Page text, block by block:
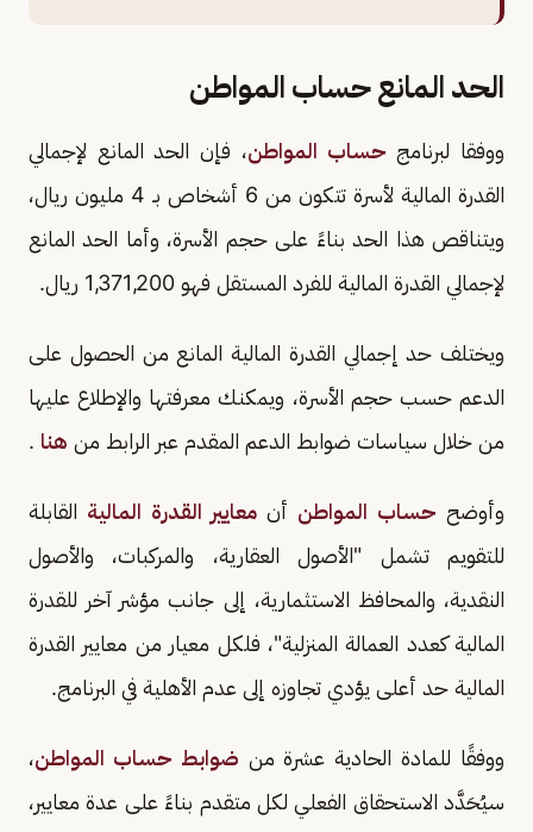
الحد المانع حساب المواطن
ووفقا لبرنامج حساب المواطن، فإن الحد المانع لإجمالي
القدرة المالية لأسرة تتكون من 6 أشخاص بـ 4 مليون ريال،
ويتناقص هذا الحد بناءً على حجم الأسرة، وأما الحد المانع
لإجمالي القدرة المالية للفرد المستقل فهو 1,371,200 ريال.
ويختلف حد إجمالي القدرة المالية المانع من الحصول على
الدعم حسب حجم الأسرة، ويمكنك معرفتها والإطلاع عليها
من خلال سياسات ضوابط الدعم المقدم عبر الرابط من هنا .
وأوضح حساب المواطن أنمعايير القدرة المالية القابلة
للتقويم تشمل "الأصول العقارية، والمركبات، والأصول
النقدية، والمحافظ الاستثمارية، إلى جانب مؤشر آخر للقدرة
المالية كعدد العمالة المنزلية"، فلكل معيار من معايير القدرة
المالية حد أعلى يؤدي تجاوزه إلى عدم الأهلية في البرنامج.
ووفقًا للمادة الحادية عشرة من ضوابط حساب المواطن،
سيُحَدَّد الاستحقاق الفعلي لكل متقدم بناءً على عدة معايير،